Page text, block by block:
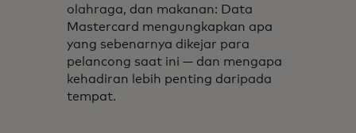
olahraga, dan makanan: Data
Mastercard mengungkapkan apa
yang sebenarnya dikejar para
pelancong saat ini — dan mengapa
kehadiran lebih penting daripada
tempat.